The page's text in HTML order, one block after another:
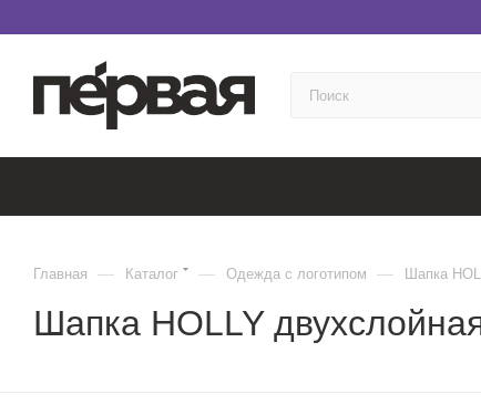
Главная — Каталог — Одежда с логотипом — Шапка
Шапка HOLLY